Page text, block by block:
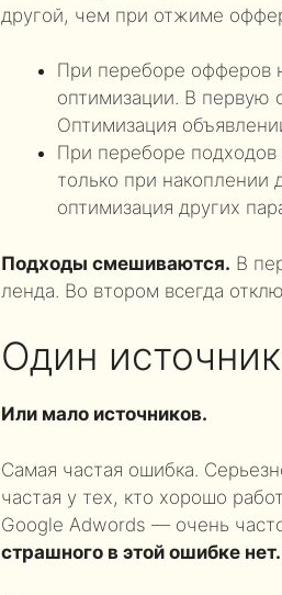
другой, чем при отжиме
При переборе офферов
оптимизации. В первую
Оптимизация
При переборе подходов
только при накоплении
оптимизация других
Подходы смешиваются. В
ленда. Во втором всегда
Один
Или мало источников.
Самая частая ошибка.
частая у тех, кто хорошо
Google Adwords — очень
страшного в этой ошибке нет.